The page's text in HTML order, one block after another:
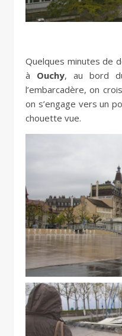
Quelques minutes de
à Ouchy, au bord
l’embarcadère, on
on s’engage vers un
chouette vue.